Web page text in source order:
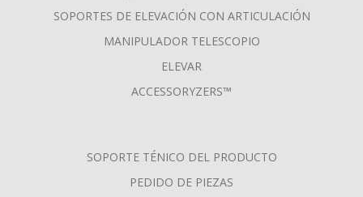
SOPORTES DE ELEVACIÓN CON ARTICULACIÓN
MANIPULADOR TELESCOPIO
ELEVAR
ACCESSORYZERS™
SOPORTE TÉNICO DEL PRODUCTO
PEDIDO DE PIEZAS